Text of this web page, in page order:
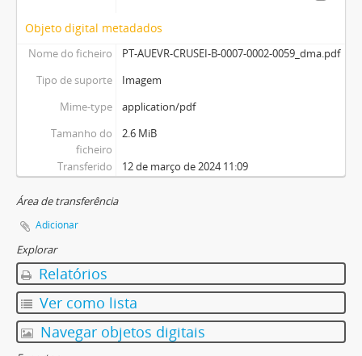
Objeto digital metadados
Nome do ficheiro
PT-AUEVR-CRUSEI-B-0007-0002-0059_dma.pdf
Tipo de suporte
Imagem
Mime-type
application/pdf
Tamanho do
ficheiro
2.6 MiB
Transferido 12 de março de 2024 11:09
Área de transferência
Adicionar
Explorar
Relatórios
Ver como lista
Navegar objetos digitais